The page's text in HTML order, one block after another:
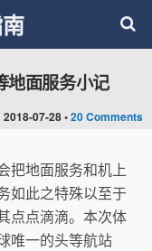
2018-07-28 •20 Comments
面服务小记
把地面服务和机上
如此之特殊以至于
点点滴滴。本次体
唯一的头等航站